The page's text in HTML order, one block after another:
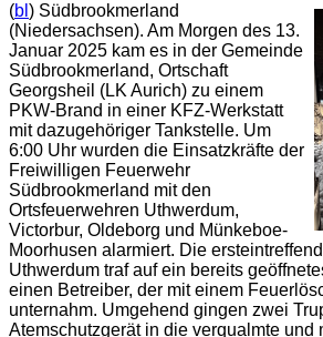
(bl ) Südbrookmerland
(Niedersachsen). Am Morgen des 13.
Januar 2025 kam es in der Gemeinde
Südbrookmerland, Ortschaft
Georgsheil (LK Aurich) zu einem
PKW-Brand in einer KFZ-Werkstatt
mit dazugehöriger Tankstelle. Um
6:00 Uhr wurden die Einsatzkräfte der
Freiwilligen Feuerwehr
Südbrookmerland mit den
Ortsfeuerwehren Uthwerdum,
Victorbur, Oldeborg und Münkeboe-
Moorhusen alarmiert. Die
Uthwerdum traf auf ein bereits
einen Betreiber, der mit einem
unternahm. Umgehend gingen zwei
Atemschutzgerät in die verqualmte und